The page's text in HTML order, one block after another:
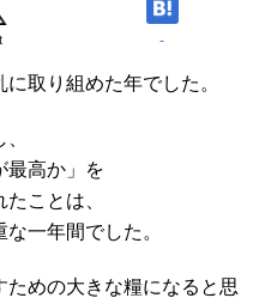
-
取り組めた年でした。
最高か」を
ことは、
一年間でした。
めの大きな糧になると思